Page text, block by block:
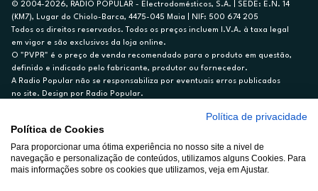
© 2004-2026, RADIO POPULAR - Electrodomésticos, S.A. | SEDE: E.N. 14
(KM7), Lugar do Chiolo-Barca, 4475-045 Maia | NIF: 500 674 205
Todos os direitos reservados. Todos os preços incluem I.V.A. à taxa legal
em vigor e são exclusivos da loja online.
O "PVPR" é o preço de venda recomendado para o produto em questão,
definido e indicado pelo fabricante, produtor ou fornecedor.
A Radio Popular não se responsabiliza por eventuais erros publicados
no site. Design por Radio Popular.
Ex. para limite de crédito de €1.500, reembolsado em 12 meses, TAN
14,79%.
Crédito sujeito a aprovação pelo Cetelem, marca BNP Paribas Personal
Finance, S.A., Sucursal em Portugal. Informe-se no 21 721 90 00 (dias
Política de privacidade
Política de Cookies
Para proporcionar uma ótima experiência no nosso site a nivel de
navegação e personalização de conteúdos, utilizamos alguns Cookies. Para
mais informações sobre os cookies que utilizamos, veja em Ajustar.